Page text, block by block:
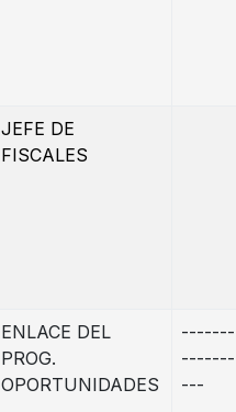
JEFE DE
FISCALES
ENLACE DEL
PROG.
OPORTUNIDADES
-------
-------
---